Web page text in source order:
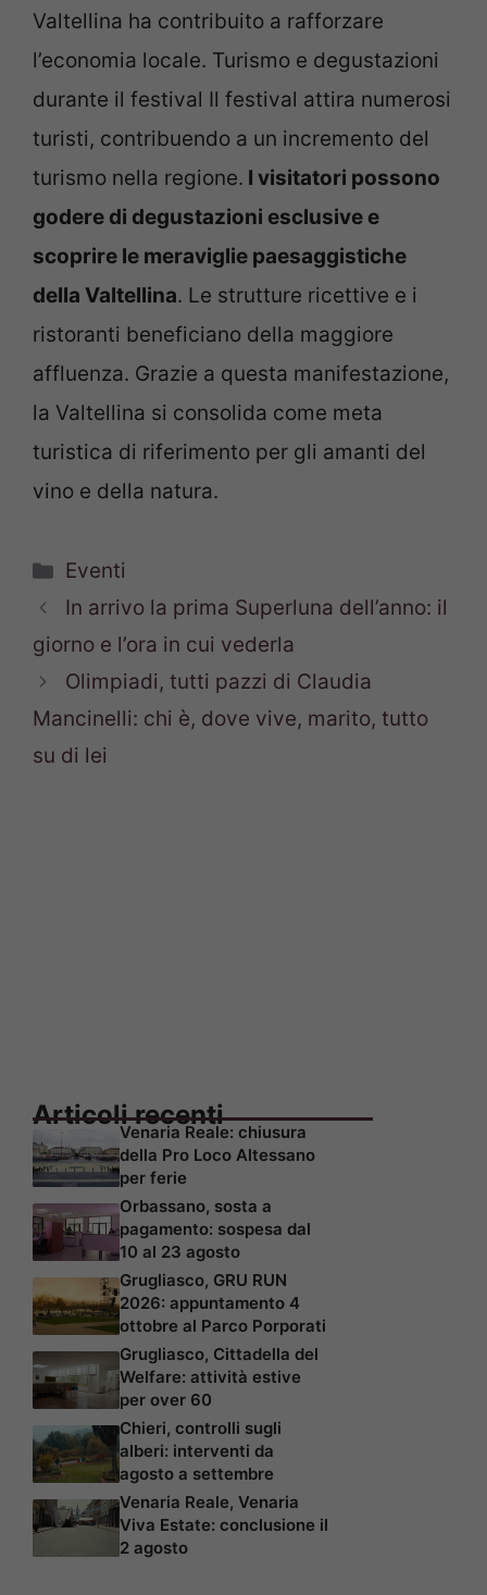
Valtellina ha contribuito a rafforzare
l’economia locale. Turismo e degustazioni
durante il festival Il festival attira numerosi
turisti, contribuendo a un incremento del
turismo nella regione. I visitatori possono
godere di degustazioni esclusive e
scoprire le meraviglie paesaggistiche
della Valtellina. Le strutture ricettive e i
ristoranti beneficiano della maggiore
affluenza. Grazie a questa manifestazione,
la Valtellina si consolida come meta
turistica di riferimento per gli amanti del
vino e della natura.
Categorie
Eventi
In arrivo la prima Superluna dell’anno: il
giorno e l’ora in cui vederla
Olimpiadi, tutti pazzi di Claudia
Mancinelli: chi è, dove vive, marito, tutto
su di lei
Articoli recenti
Venaria Reale: chiusura
della Pro Loco Altessano
per ferie
Orbassano, sosta a
pagamento: sospesa dal
10 al 23 agosto
Grugliasco, GRU RUN
2026: appuntamento 4
ottobre al Parco Porporati
Grugliasco, Cittadella del
Welfare: attività estive
per over 60
Chieri, controlli sugli
alberi: interventi da
agosto a settembre
Venaria Reale, Venaria
Viva Estate: conclusione il
2 agosto